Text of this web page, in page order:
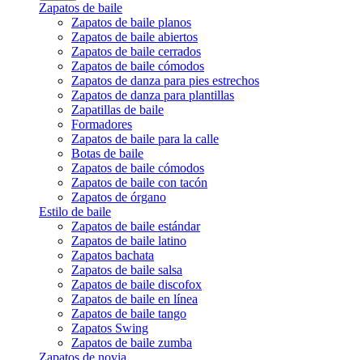
Zapatos de baile
Zapatos de baile planos
Zapatos de baile abiertos
Zapatos de baile cerrados
Zapatos de baile cómodos
Zapatos de danza para pies estrechos
Zapatos de danza para plantillas
Zapatillas de baile
Formadores
Zapatos de baile para la calle
Botas de baile
Zapatos de baile cómodos
Zapatos de baile con tacón
Zapatos de órgano
Estilo de baile
Zapatos de baile estándar
Zapatos de baile latino
Zapatos bachata
Zapatos de baile salsa
Zapatos de baile discofox
Zapatos de baile en línea
Zapatos de baile tango
Zapatos Swing
Zapatos de baile zumba
Zapatos de novia